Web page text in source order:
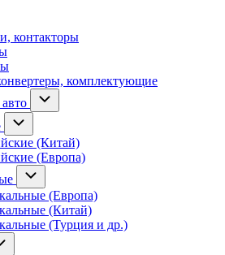
контакторы
комплектующие
(Китай)
(Европа)
(Европа)
(Китай)
(Турция и др.)